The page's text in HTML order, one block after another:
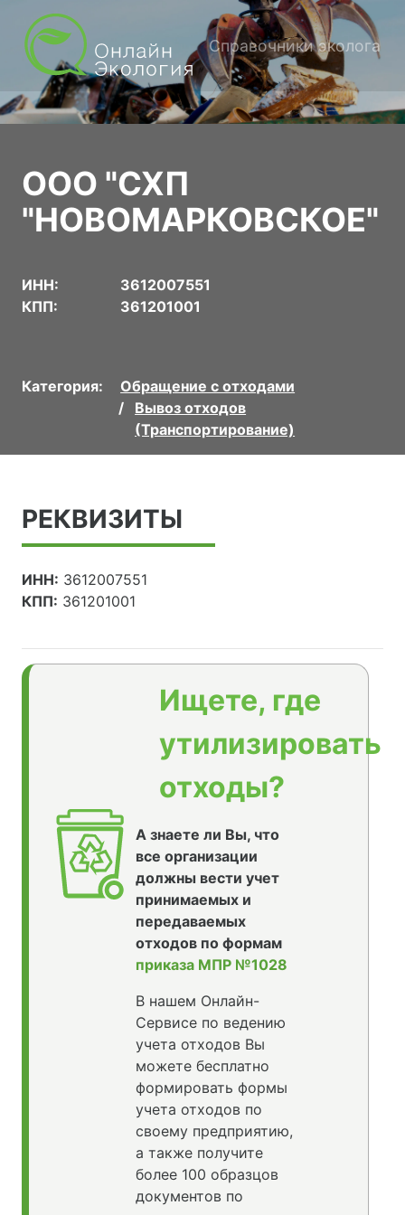
Справочники эколога
ООО "СХП
"НОВОМАРКОВСКОЕ"
ИНН:
3612007551
КПП:
361201001
Категория:
Обращение с отходами
Вывоз отходов
(Транспортирование)
РЕКВИЗИТЫ
ИНН: 3612007551
КПП: 361201001
Ищете, где
утилизировать
отходы?
А знаете ли Вы, что
все организации
должны вести учет
принимаемых и
передаваемых
отходов по формам
приказа МПР №1028
В нашем Онлайн-
Сервисе по ведению
учета отходов Вы
можете бесплатно
формировать формы
учета отходов по
своему предприятию,
а также получите
более 100 образцов
документов по